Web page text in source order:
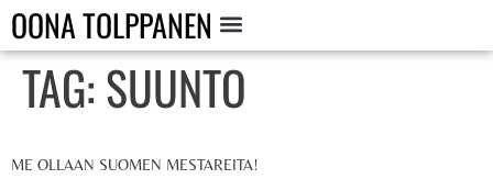
OONA TOLPPANEN
TAG:SUUNTO
ME OLLAAN SUOMEN MESTAREITA!